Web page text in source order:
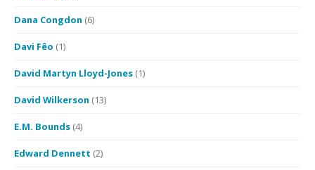
Dana Congdon (6)
Davi Fêo (1)
David Martyn Lloyd-Jones (1)
David Wilkerson (13)
E.M. Bounds (4)
Edward Dennett (2)